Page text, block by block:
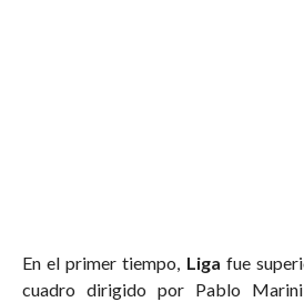
En el primer tiempo, Liga fue
cuadro dirigido por Pablo